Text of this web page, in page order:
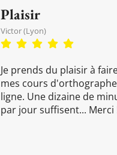
Plaisir
Victor (Lyon)
Je prends du plaisir à
mes cours
ligne. Une dizaine de
par jour suffisent... Merci